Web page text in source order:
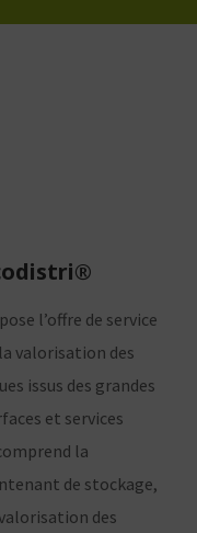
l’offre de service
valorisation des
issus des grandes
et services
la
de stockage,
des